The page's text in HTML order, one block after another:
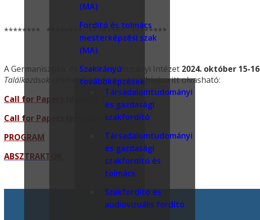
(MA)
Fordító és tolmács
mesterképzési szak
(MA)
Szakirányú
továbbképzések
Társadalomtudományi
és gazdasági
szakfordító
Társadalomtudományi
és gazdasági
szakfordító és
tolmács
Szakfordító és
audiovizuális fordító
******** ******** ******** ********
A Germanisztikai és Fordítástudományi Intézet 2024. október 15-
Találkozások címmel. A konferencia felhívása itt olvasható:
Call for Papers (deutsch)
Call for Papers (english)
PROGRAM
ABSZTRAKTOK